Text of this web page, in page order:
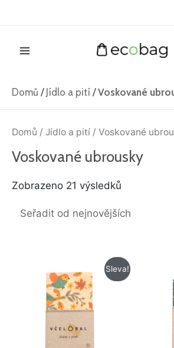
Domů / Jídlo a pití /Voskované
Domů / Jídlo a pití / Voskované
Voskované ubrousky
Zobrazeno 21 výsledků
Sleva!
cena
byla:
229 Kč.
Aktuální
cena
je:
209 Kč.